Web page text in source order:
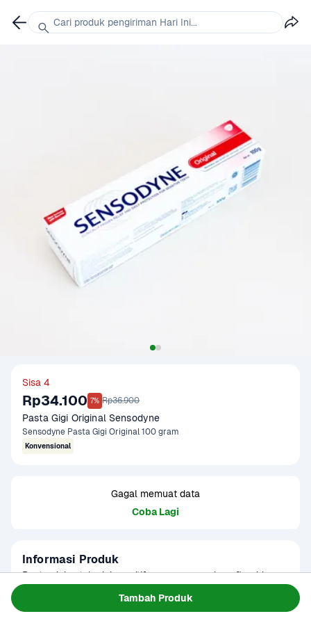
Tambah Produk
Sisa 4
Rp34.100 7% Rp36.900
Pasta Gigi Original Sensodyne
Sensodyne Pasta Gigi Original 100 gram
Konvensional
Gagal memuat data
Coba Lagi
Informasi Produk
Pasta gigi untuk gigi sensitif yang mengandung fluoride.
ngilu pada gigi sensitif.
Cari produk pengiriman Hari Ini...